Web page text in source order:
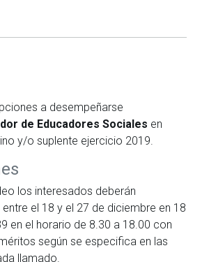
a desempeñarse
de Educadores Sociales en
y/o suplente ejercicio 2019.
los interesados deberán
el 18 y el 27 de diciembre en 18
en el horario de 8.30 a 18.00 con
según se especifica en las
llamado.